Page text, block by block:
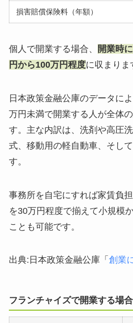
損害賠償保険料（年額）
個人で開業する場合、
開業時
円から100万円程度に収まりま
日本政策金融公庫のデータに
万円未満で開業する人が全体
す。主な内訳は、洗剤や高圧
式、移動用の軽自動車、そし
す。
事務所を自宅にすれば家賃負
を30万円程度で揃えて小規模
ことも可能です。
出典:日本政策金融公庫「 創業
フランチャイズで開業する場